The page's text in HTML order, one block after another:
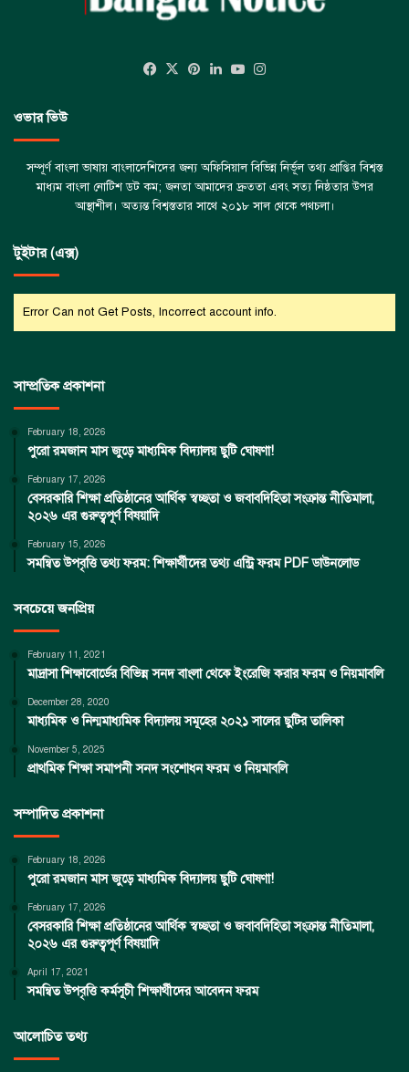
Facebook
X Pinterest
LinkedInYouTube
ওভার ভিউ
সম্পূর্ণ বাংলা ভাষায় বাংলাদেশিদের জন্য অফিসিয়াল বিভিন্ন নির্ভূল তথ্য প্রাপ্তির বিশ্বস্ত
মাধ্যম বাংলা নোটিশ ডট কম; জনতা আমাদের দ্রুততা এবং সত্য নিষ্ঠতার উপর
আস্থাশীল। অত্যন্ত বিশ্বস্ততার সাথে ২০১৮ সাল থেকে পথচলা।
টুইটার (এক্স)
Error Can not Get Posts, Incorrect account info.
সাম্প্রতিক প্রকাশনা
February 18, 2026
পুরো রমজান মাস জুড়ে মাধ্যমিক বিদ্যালয় ছুটি ঘোষণা!
February 17, 2026
বেসরকারি শিক্ষা প্রতিষ্ঠানের আর্থিক স্বচ্ছতা ও জবাবদিহিতা সংক্রান্ত নীতিমালা,
২০২৬ এর গুরুত্বপূর্ণ বিষয়াদি
February 15, 2026
সমন্বিত উপবৃত্তি তথ্য ফরম: শিক্ষার্থীদের তথ্য এন্ট্রি ফরম PDF ডাউনলোড
সবচেয়ে জনপ্রিয়
February 11, 2021
মাদ্রাসা শিক্ষাবোর্ডের বিভিন্ন সনদ বাংলা থেকে ইংরেজি করার ফরম ও নিয়মাবলি
December 28, 2020
মাধ্যমিক ও নিন্মমাধ্যমিক বিদ্যালয় সমূহের ২০২১ সালের ছুটির তালিকা
November 5, 2025
প্রাথমিক শিক্ষা সমাপনী সনদ সংশোধন ফরম ও নিয়মাবলি
সম্পাদিত প্রকাশনা
February 18, 2026
পুরো রমজান মাস জুড়ে মাধ্যমিক বিদ্যালয় ছুটি ঘোষণা!
February 17, 2026
বেসরকারি শিক্ষা প্রতিষ্ঠানের আর্থিক স্বচ্ছতা ও জবাবদিহিতা সংক্রান্ত নীতিমালা,
২০২৬ এর গুরুত্বপূর্ণ বিষয়াদি
April 17, 2021
সমন্বিত উপবৃত্তি কর্মসূচী শিক্ষার্থীদের আবেদন ফরম
আলোচিত তথ্য